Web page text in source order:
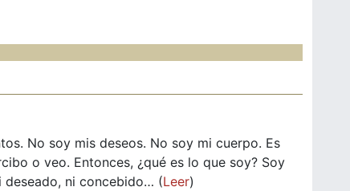
No soy mis deseos. No soy mi cuerpo. Es
o veo. Entonces, ¿qué es lo que soy? Soy
deseado, ni concebido… (Leer)